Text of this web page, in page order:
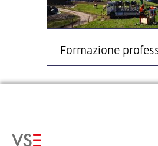
Formazione